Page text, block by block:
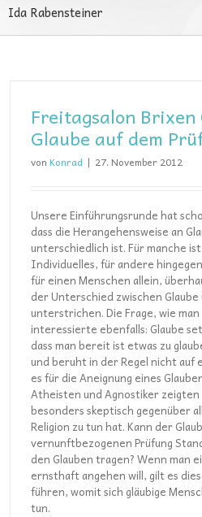
Ida Rabensteiner
Freitagsalon
Glaube auf dem
von Konrad | 27. November 2012
Unsere Einführungsrunde hat
dass die Herangehensweise an
unterschiedlich ist. Für manche
Individuelles, für andere
für einen Menschen allein,
der Unterschied zwischen Glaube
unterstrichen. Die Frage, wie
interessierte ebenfalls: Glaube
dass man bereit ist etwas zu
und beruht in der Regel nicht auf
es für die Aneignung eines
Atheisten und Agnostiker zeigten
besonders skeptisch gegenüber
Religion zu tun hat. Kann der
vernunftbezogenen Prüfung
den Glauben tragen? Wenn man
ernsthaft angehen will, gilt es
führen, womit sich gläubige
tun.